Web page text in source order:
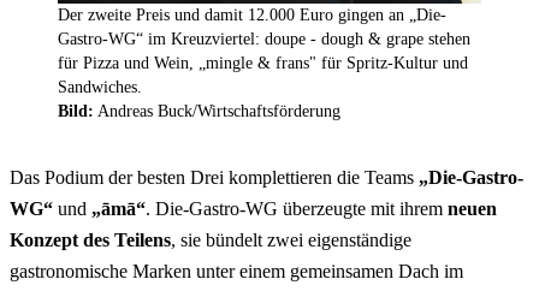
Der zweite Preis und damit 12.000 Euro gingen an „Die-
Gastro-WG“ im Kreuzviertel: doupe - dough & grape stehen
für Pizza und Wein, „mingle & frans" für Spritz-Kultur und
Sandwiches.
Bild: Andreas Buck/Wirtschaftsförderung
Das Podium der besten Drei komplettieren die Teams „Die-Gastro-
WG“ und „āmā“. Die-Gastro-WG überzeugte mit ihrem neuen
Konzept des Teilens, sie bündelt zwei eigenständige
gastronomische Marken unter einem gemeinsamen Dach im